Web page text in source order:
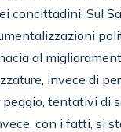
concittadini. Sul
al
invece di
tentativi di
con i fatti, si